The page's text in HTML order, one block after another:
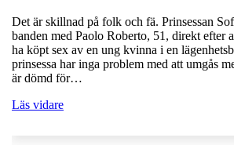
Det är skillnad på folk och fä. Prinsessan
banden med Paolo Roberto, 51, direkt efter
ha köpt sex av en ung kvinna i en
prinsessa har inga problem med att umgås
är dömd för…
Läs vidare